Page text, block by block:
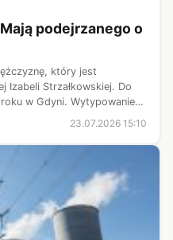
podejrzanego o
który jest
Izabeli Strzałkowskiej. Do
w Gdyni. Wytypowanie
23.07.2026 15:10